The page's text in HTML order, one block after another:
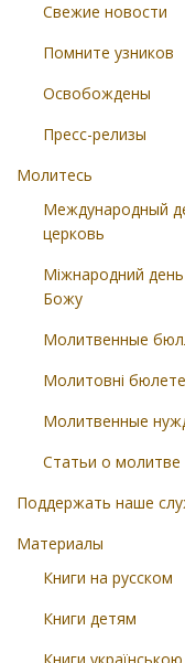
Свежие новости
Помните узников
Освобождены
Пресс-релизы
Молитесь
Международный
церковь
Міжнародний
Божу
Молитвенные
Молитовні
Молитвенные
Статьи о молитве
Поддержать наше
Материалы
Книги на русском
Книги детям